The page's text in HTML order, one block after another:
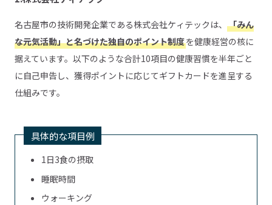
名古屋市の技術開発企業である株式会社ケィテックは、 「みん
な元気活動」と名づけた独自のポイント制度を健康経営の核に
据えています。以下のような合計10項目の健康習慣を半年ごと
に自己申告し、獲得ポイントに応じてギフトカードを進呈する
仕組みです。
具体的な項目例
1日3食の摂取
睡眠時間
ウォーキング